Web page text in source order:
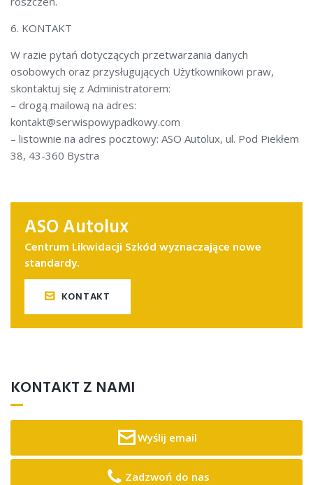
6. KONTAKT
W razie pytań dotyczących przetwarzania danych
osobowych oraz przysługujących Użytkownikowi praw,
skontaktuj się z Administratorem:
– drogą mailową na adres:
kontakt@serwispowypadkowy.com
– listownie na adres pocztowy: ASO Autolux, ul. Pod Piekłem
38, 43-360 Bystra
ASO Autolux
Centrum Likwidacji Szkód wyznaczające nowe
standardy.
KONTAKT
KONTAKT Z NAMI
Wyślij email
Zadzwoń do nas